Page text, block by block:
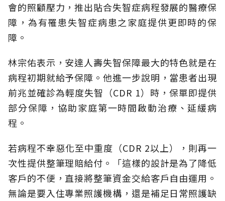
會的照顧壓力，推出貼合失智症病程發展的醫療保
障，為有罹患失智症病患之家庭提供更即時的保
障。
林宗佑表示，安達人壽失智保障最大的特色就是在
病程初期就給予保障。他進一步說明，當患者出現
前兆並確診為輕度失智（CDR 1）時，保單即提供
部分保障，協助家庭第一時間啟動治療、延緩病
程。
若病程不幸惡化至中重度（CDR 2以上），則再一
次性提供整筆理賠給付。「這樣的設計是為了降低
客戶的不便，直接將整筆資金交給客戶自由運用。
無論是要入住專業照護機構，還是補足日常照護缺